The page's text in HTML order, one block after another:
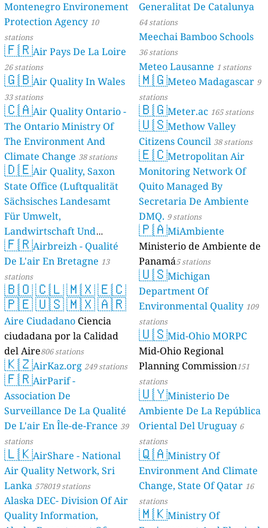
Montenegro Environement
Protection Agency 10
stations
🇫🇷Air Pays De La Loire
26 stations
🇬🇧Air Quality In Wales
33 stations
🇨🇦Air Quality Ontario -
The Ontario Ministry Of
The Environment And
Climate Change 38 stations
🇩🇪Air Quality, Saxon
State Office (Luftqualität
Sächsisches Landesamt
Für Umwelt,
Landwirtschaft Und
Geologie) 50 stations
🇫🇷Airbreizh - Qualité
De L'air En Bretagne 13
stations
🇧🇴🇨🇱🇲🇽🇪🇨
🇵🇪🇺🇸🇲🇽🇦🇷
Aire Ciudadano Ciencia
ciudadana por la Calidad
del Aire806 stations
🇰🇿AirKaz.org 249 stations
🇫🇷AirParif -
Association De
Surveillance De La Qualité
De L'air En Île-de-France 39
stations
🇱🇰AirShare - National
Air Quality Network, Sri
Lanka 578019 stations
Alaska DEC- Division Of Air
Quality Information,
Generalitat De Catalunya
64 stations
Meechai Bamboo Schools
36 stations
Meteo Lausanne 1 stations
🇲🇬Meteo Madagascar 9
stations
🇧🇬Meter.ac 165 stations
🇺🇸Methow Valley
Citizens Council 38 stations
🇪🇨Metropolitan Air
Monitoring Network Of
Quito Managed By
Secretaria De Ambiente
DMQ. 9 stations
🇵🇦MiAmbiente
Ministerio de Ambiente de
Panamá5 stations
🇺🇸Michigan
Department Of
Environmental Quality 109
stations
🇺🇸Mid-Ohio MORPC
Mid-Ohio Regional
Planning Commission151
stations
🇺🇾Ministerio De
Ambiente De La República
Oriental Del Uruguay 6
stations
🇶🇦Ministry Of
Environment And Climate
Change, State Of Qatar 16
stations
🇲🇰Ministry Of